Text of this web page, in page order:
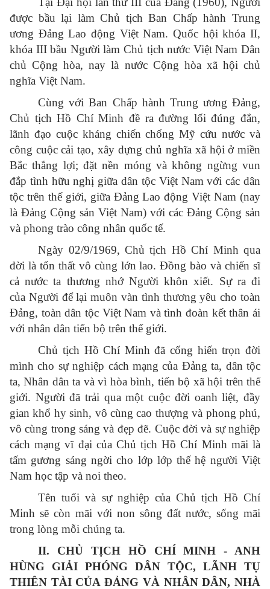
được bầu lại làm Chủ tịch Ban Chấp hành Trung
ương Đảng Lao động Việt Nam. Quốc hội khóa II,
khóa III bầu Người làm Chủ tịch nước Việt Nam Dân
chủ Cộng hòa, nay là nước Cộng hòa xã hội chủ
nghĩa Việt Nam.
Cùng với Ban Chấp hành Trung ương Đảng,
Chủ tịch Hồ Chí Minh đề ra đường lối đúng đắn,
lãnh đạo cuộc kháng chiến chống Mỹ cứu nước và
công cuộc cải tạo, xây dựng chủ nghĩa xã hội ở miền
Bắc thắng lợi; đặt nền móng và không ngừng vun
đắp tình hữu nghị giữa dân tộc Việt Nam với các dân
tộc trên thế giới, giữa Đảng Lao động Việt Nam (nay
là Đảng Cộng sản Việt Nam) với các Đảng Cộng sản
và phong trào công nhân quốc tế.
Ngày 02/9/1969, Chủ tịch Hồ Chí Minh qua
đời là tổn thất vô cùng lớn lao. Đồng bào và chiến sĩ
cả nước ta thương nhớ Người khôn xiết. Sự ra đi
của Người để lại muôn vàn tình thương yêu cho toàn
Đảng, toàn dân tộc Việt Nam và tình đoàn kết thân ái
với nhân dân tiến bộ trên thế giới.
Chủ tịch Hồ Chí Minh đã cống hiến trọn đời
mình cho sự nghiệp cách mạng của Đảng ta, dân tộc
ta, Nhân dân ta và vì hòa bình, tiến bộ xã hội trên thế
giới. Người đã trải qua một cuộc đời oanh liệt, đầy
gian khổ hy sinh, vô cùng cao thượng và phong phú,
vô cùng trong sáng và đẹp đẽ. Cuộc đời và sự nghiệp
cách mạng vĩ đại của Chủ tịch Hồ Chí Minh mãi là
tấm gương sáng ngời cho lớp lớp thế hệ người Việt
Nam học tập và noi theo.
Tên tuổi và sự nghiệp của Chủ tịch Hồ Chí
Minh sẽ còn mãi với non sông đất nước, sống mãi
trong lòng mỗi chúng ta.
II. CHỦ TỊCH HỒ CHÍ MINH - ANH
HÙNG GIẢI PHÓNG DÂN TỘC, LÃNH TỤ
THIÊN TÀI CỦA ĐẢNG VÀ NHÂN DÂN, NHÀ